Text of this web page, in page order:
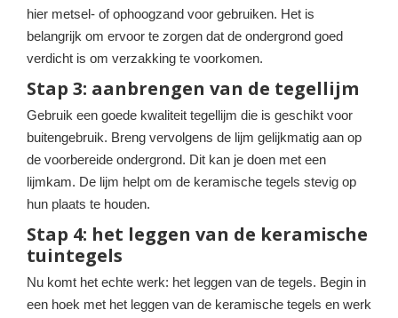
hier metsel- of ophoogzand voor gebruiken. Het is
belangrijk om ervoor te zorgen dat de ondergrond goed
verdicht is om verzakking te voorkomen.
Stap 3: aanbrengen van de tegellijm
Gebruik een goede kwaliteit tegellijm die is geschikt voor
buitengebruik. Breng vervolgens de lijm gelijkmatig aan op
de voorbereide ondergrond. Dit kan je doen met een
lijmkam. De lijm helpt om de keramische tegels stevig op
hun plaats te houden.
Stap 4: het leggen van de keramische
tuintegels
Nu komt het echte werk: het leggen van de tegels. Begin in
een hoek met het leggen van de keramische tegels en werk